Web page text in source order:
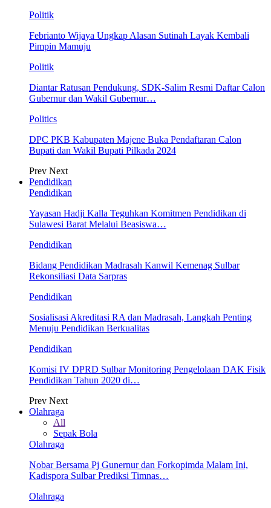
Politik
Febrianto Wijaya Ungkap Alasan Sutinah Layak Kembali
Pimpin Mamuju
Politik
Diantar Ratusan Pendukung, SDK-Salim Resmi Daftar Calon
Gubernur dan Wakil Gubernur…
Politics
DPC PKB Kabupaten Majene Buka Pendaftaran Calon
Bupati dan Wakil Bupati Pilkada 2024
Prev Next
Pendidikan
Pendidikan
Yayasan Hadji Kalla Teguhkan Komitmen Pendidikan di
Sulawesi Barat Melalui Beasiswa…
Pendidikan
Bidang Pendidikan Madrasah Kanwil Kemenag Sulbar
Rekonsiliasi Data Sarpras
Pendidikan
Sosialisasi Akreditasi RA dan Madrasah, Langkah Penting
Menuju Pendidikan Berkualitas
Pendidikan
Komisi IV DPRD Sulbar Monitoring Pengelolaan DAK Fisik
Pendidikan Tahun 2020 di…
Prev Next
Olahraga
All
Sepak Bola
Olahraga
Nobar Bersama Pj Gunernur dan Forkopimda Malam Ini,
Kadispora Sulbar Prediksi Timnas…
Olahraga